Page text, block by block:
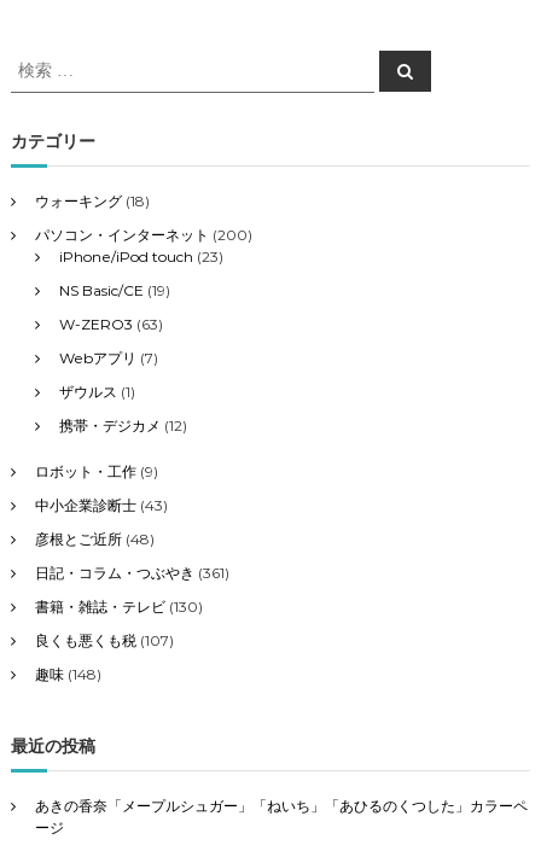
検
象
:
検
索
カテゴリー
ウォーキング(18)
パソコン・インターネット (200)
iPhone/iPod touch (23)
NS Basic/CE (19)
W-ZERO3 (63)
Webアプリ (7)
ザウルス (1)
携帯・デジカメ (12)
ロボット・工作(9)
中小企業診断士(43)
彦根とご近所(48)
日記・コラム・つぶやき (361)
書籍・雑誌・テレビ(130)
良くも悪くも税(107)
趣味(148)
最近の投稿
あきの香奈「メープルシュガー」「ねいち」「あひるのくつした」カラーペ
ージ